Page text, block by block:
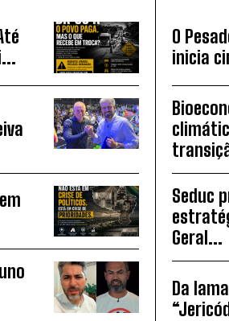
O
inicia
Seduc
Geral...
Da